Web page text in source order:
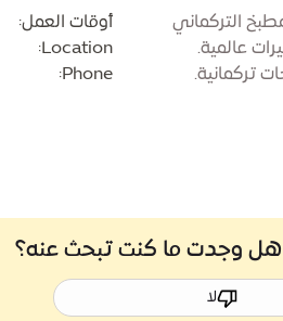
التركماني
عالمية.
تركمانية.
أوقات العمل:
Location:
Phone:
هل وجدت ما كنت تبحث عنه؟
لا